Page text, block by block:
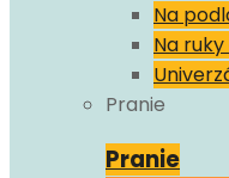
Na
Na
Pranie
Pranie